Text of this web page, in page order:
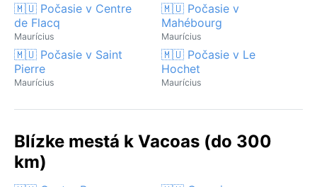
🇲🇺 Počasie v Centre
de Flacq
Maurícius
🇲🇺 Počasie v
Mahébourg
Maurícius
🇲🇺 Počasie v Saint
Pierre
Maurícius
🇲🇺 Počasie v Le
Hochet
Maurícius
Blízke mestá k Vacoas (do 300
km)